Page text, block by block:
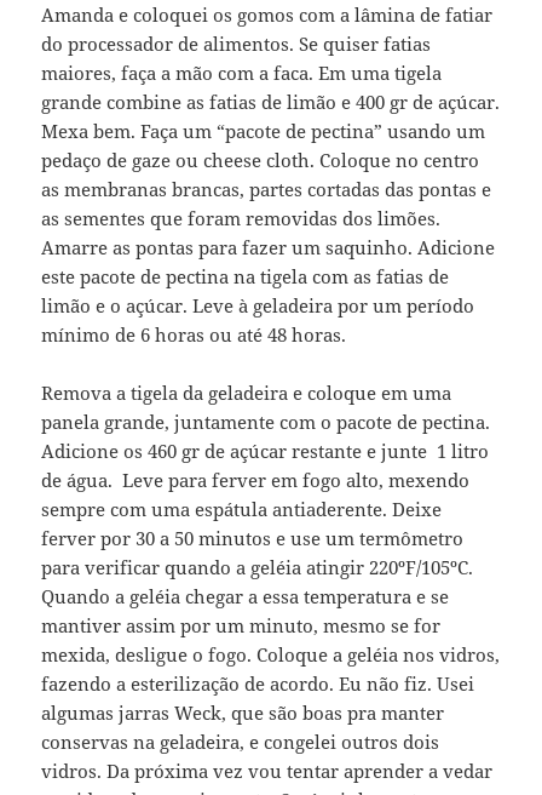
Amanda e coloquei os gomos com a lâmina de fatiar
do processador de alimentos. Se quiser fatias
maiores, faça a mão com a faca. Em uma tigela
grande combine as fatias de limão e 400 gr de açúcar.
Mexa bem. Faça um “pacote de pectina” usando um
pedaço de gaze ou cheese cloth. Coloque no centro
as membranas brancas, partes cortadas das pontas e
as sementes que foram removidas dos limões.
Amarre as pontas para fazer um saquinho. Adicione
este pacote de pectina na tigela com as fatias de
limão e o açúcar. Leve à geladeira por um período
mínimo de 6 horas ou até 48 horas.
Remova a tigela da geladeira e coloque em uma
panela grande, juntamente com o pacote de pectina.
Adicione os 460 gr de açúcar restante e junte 1 litro
de água. Leve para ferver em fogo alto, mexendo
sempre com uma espátula antiaderente. Deixe
ferver por 30 a 50 minutos e use um termômetro
para verificar quando a geléia atingir 220ºF/105ºC.
Quando a geléia chegar a essa temperatura e se
mantiver assim por um minuto, mesmo se for
mexida, desligue o fogo. Coloque a geléia nos vidros,
fazendo a esterilização de acordo. Eu não fiz. Usei
algumas jarras Weck, que são boas pra manter
conservas na geladeira, e congelei outros dois
vidros. Da próxima vez vou tentar aprender a vedar